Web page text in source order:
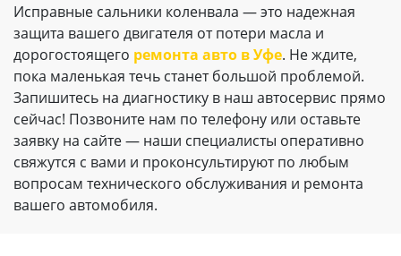
Исправные сальники коленвала — это надежная
защита вашего двигателя от потери масла и
дорогостоящего ремонта авто в Уфе. Не ждите,
пока маленькая течь станет большой проблемой.
Запишитесь на диагностику в наш автосервис прямо
сейчас! Позвоните нам по телефону или оставьте
заявку на сайте — наши специалисты оперативно
свяжутся с вами и проконсультируют по любым
вопросам технического обслуживания и ремонта
вашего автомобиля.